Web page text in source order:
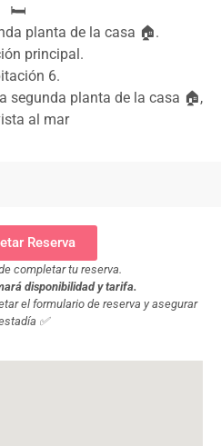
🛏️
planta de la casa 🏠.
principal.
6.
segunda planta de la casa 🏠,
al mar
Reserva
completar tu reserva.
disponibilidad y tarifa.
el formulario de reserva y asegurar
✅